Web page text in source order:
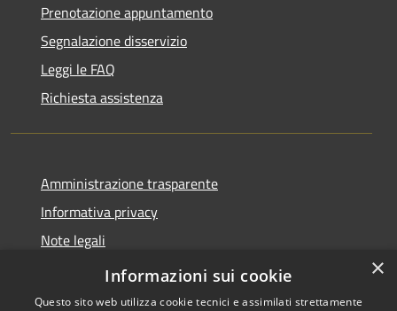
Prenotazione appuntamento
Segnalazione disservizio
Leggi le FAQ
Richiesta assistenza
Amministrazione trasparente
Informativa privacy
Note legali
Dichiarazione di accessibilità 2025
×
Informazioni sui cookie
Questo sito web utilizza cookie tecnici e assimilati strettamente